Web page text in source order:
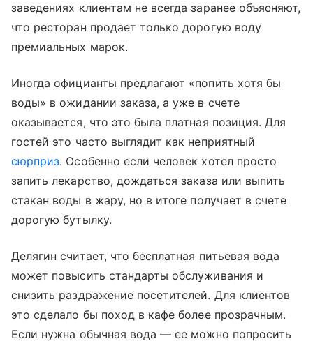
заведениях клиентам не всегда заранее объясняют,
что ресторан продает только дорогую воду
премиальных марок.
Иногда официанты предлагают «попить хотя бы
воды» в ожидании заказа, а уже в счете
оказывается, что это была платная позиция. Для
гостей это часто выглядит как неприятный
сюрприз. Особенно если человек хотел просто
запить лекарство, дождаться заказа или выпить
стакан воды в жару, но в итоге получает в счете
дорогую бутылку.
Делягин считает, что бесплатная питьевая вода
может повысить стандарты обслуживания и
снизить раздражение посетителей. Для клиентов
это сделало бы поход в кафе более прозрачным.
Если нужна обычная вода — ее можно попросить